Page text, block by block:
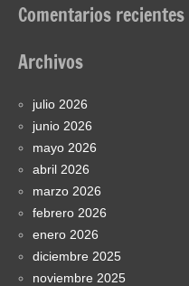
Comentarios recientes
Archivos
julio 2026
junio 2026
mayo 2026
abril 2026
marzo 2026
febrero 2026
enero 2026
diciembre 2025
noviembre 2025